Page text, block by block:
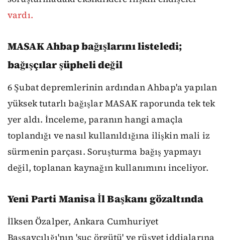
vardı.
MASAK Ahbap bağışlarını listeledi;
bağışçılar şüpheli değil
6 Şubat depremlerinin ardından Ahbap'a yapılan
yüksek tutarlı bağışlar MASAK raporunda tek tek
yer aldı. İnceleme, paranın hangi amaçla
toplandığı ve nasıl kullanıldığına ilişkin mali iz
sürmenin parçası. Soruşturma bağış yapmayı
değil, toplanan kaynağın kullanımını inceliyor.
Yeni Parti Manisa İl Başkanı gözaltında
İlksen Özalper, Ankara Cumhuriyet